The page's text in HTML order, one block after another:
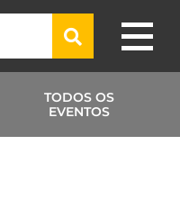
TODOS OS
EVENTOS